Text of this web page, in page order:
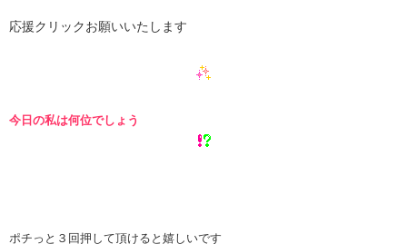
応援クリックお願いいたします
今日の私は何位でしょう
ポチっと３回押して頂けると嬉しいです